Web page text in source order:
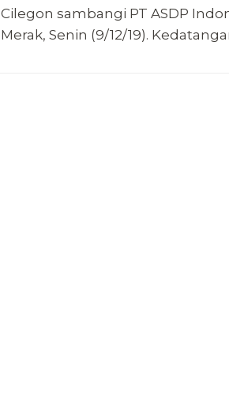
Cilegon sambangi PT ASDP
Merak, Senin (9/12/19).